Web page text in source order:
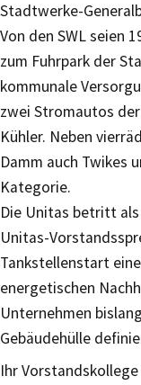
Stadtwerke-
Von den SWL seien
zum Fuhrpark der
kommunale
zwei Stromautos
Kühler. Neben
Damm auch Twikes
Kategorie.
Die Unitas betritt
Unitas-
Tankstellenstart
energetischen
Unternehmen
Gebäudehülle
Ihr